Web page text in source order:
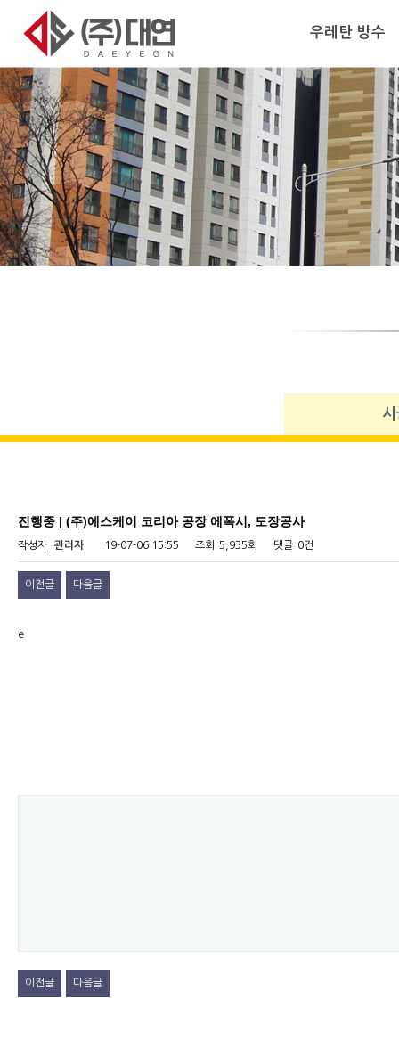
우레탄 방수
진행중 | (주)에스케이 코리아 공장 에폭시, 도장공사
작성자 관리자 19-07-06 15:55 조회 5,935회 댓글 0건
이전글 다음글
e
이전글 다음글